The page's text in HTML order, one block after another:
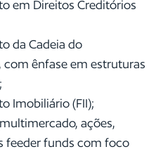
em Direitos Creditórios
da Cadeia do
com ênfase em estruturas
Imobiliário (FII);
ações,
feeder funds com foco